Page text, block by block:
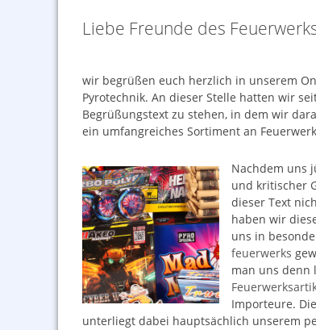
Liebe Freunde des
wir begrüßen euch herzlich in unserem
Pyrotechnik. An dieser Stelle hatten wir
Begrüßungstext zu stehen, in dem wir
ein umfangreiches Sortiment an
Nachdem uns
und kritischer
dieser Text
haben wir
uns in
feuerwerks
man uns denn
Importeure.
unterliegt dabei hauptsächlich unserem